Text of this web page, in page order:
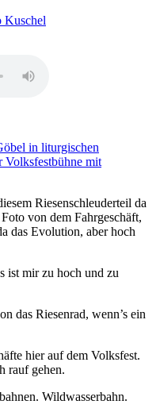
Riesenschleuderteil da
von dem Fahrgeschäft,
das Evolution, aber hoch
ist mir zu hoch und zu
das Riesenrad, wenn’s ein
hier auf dem Volksfest.
rauf gehen.
Wildwasserbahn.